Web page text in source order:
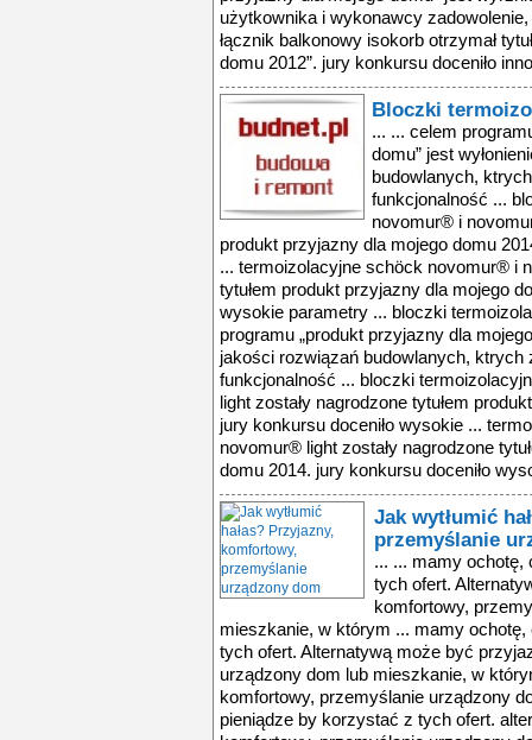
użytkownika i wykonawcy
łącznik balkonowy isokorb otrzymał
domu 2012”. jury konkursu doceniło
Bloczki
... ... celem
domu” jest
budowlanych,
funkcjonalność ...
novomur® i
produkt przyjazny dla mojego domu
... termoizolacyjne schöck novomur® i
tytułem produkt przyjazny dla mojego
wysokie parametry ... bloczki
programu „produkt przyjazny dla
jakości rozwiązań budowlanych, ktrych
funkcjonalność ... bloczki
light zostały nagrodzone tytułem
jury konkursu doceniło wysokie ...
novomur® light zostały nagrodzone
domu 2014. jury konkursu doceniło
Jak wytłumić
przemyślanie
... ... mamy ochotę,
tych ofert.
komfortowy,
mieszkanie, w którym ... mamy
tych ofert. Alternatywą może być
urządzony dom lub mieszkanie, w
komfortowy, przemyślanie urządzony
pieniądze by korzystać z tych ofert.